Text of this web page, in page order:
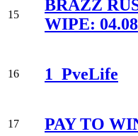
15
BRAZZ
WIPE: 04.08
16 1_PveLife
17 PAY TO